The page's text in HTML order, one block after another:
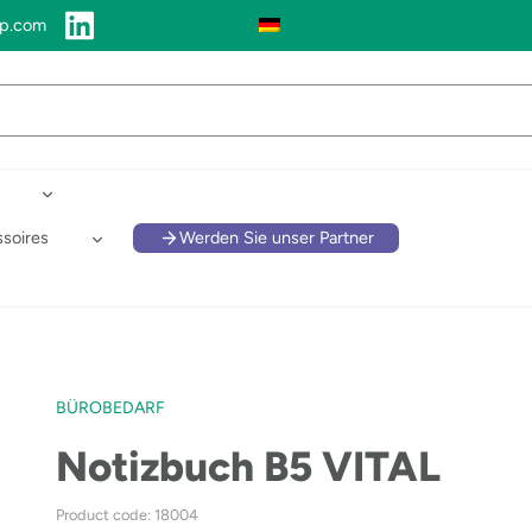
Werden Sie unser Partner
BÜROBEDARF
Notizbuch B5 VITAL
Product code: 18004